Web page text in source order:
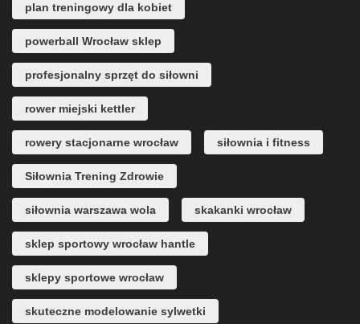
plan treningowy dla kobiet
powerball Wrocław sklep
profesjonalny sprzęt do siłowni
rower miejski kettler
rowery stacjonarne wrocław siłownia i fitness
Siłownia Trening Zdrowie
siłownia warszawa wola skakanki wrocław
sklep sportowy wrocław hantle
sklepy sportowe wrocław
skuteczne modelowanie sylwetki